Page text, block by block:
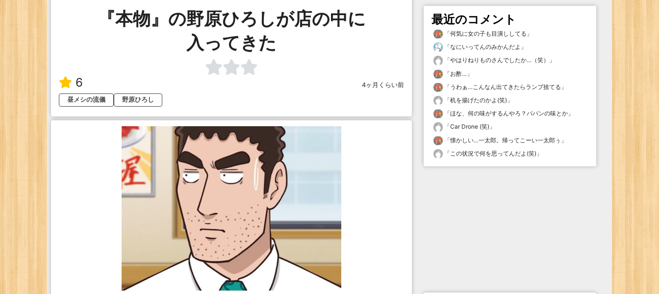
『本物』の野原ひろしが店の中に
入ってきた
6
4ヶ月くらい前
昼メシの流儀
野原ひろし
最近のコメント
「何気に女の子も目潰ししてる 」
「なにいってんのみかんだよ 」
「やはりねりものさんでしたか…（笑）
」
「お酢… 」
「 うわぁ…こんなん出てきたらランプ捨てる 」
「机を揚げたのかよ(笑) 」
「ほな、何の味がするんやろ？パパンの味とか 」
「Car Drone (笑) 」
「懐かしい…一太郎。帰ってこーい一太郎ぅ 」
「 この状況で何を思ってんだよ(笑) 」